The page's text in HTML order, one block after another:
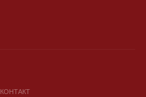
КОНТАКТ